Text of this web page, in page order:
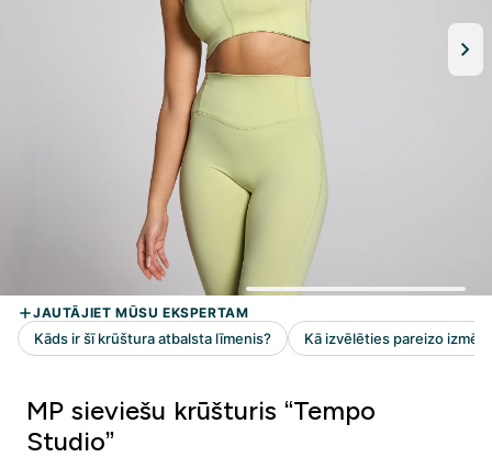
MP sieviešu krūšturis “Tempo
Studio”